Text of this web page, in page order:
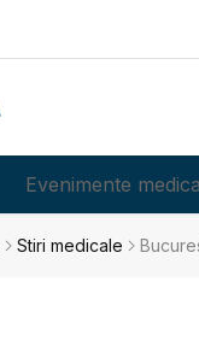
Evenimente
Stiri medicale